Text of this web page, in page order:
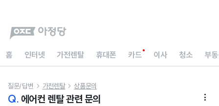
홈 인터넷 가전렌탈 휴대폰 카드 이사 청소 부
질문/답변  가전렌탈  상품문의
Q. 에어컨 렌탈 관련 문의 